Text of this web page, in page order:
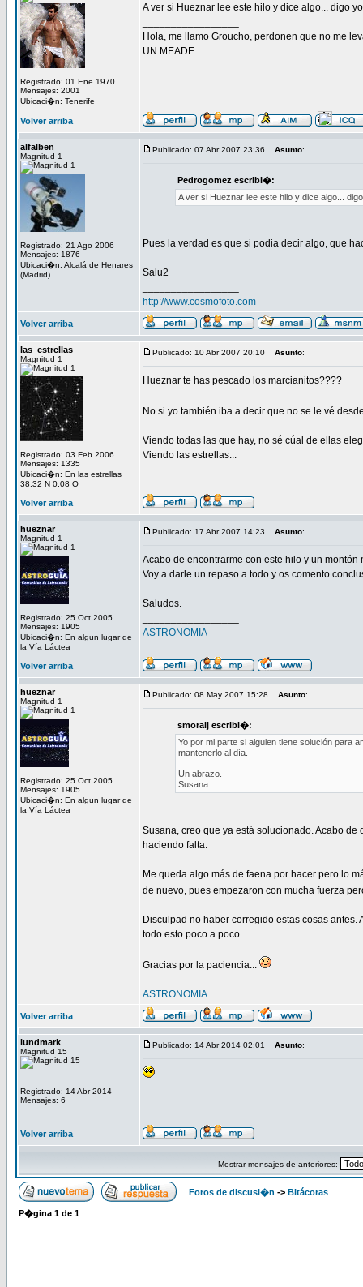
Registrado: 01 Ene 1970
Mensajes: 2001
Ubicaci�n: Tenerife
A ver si Hueznar lee este hilo y dice algo... digo
Hola, me llamo Groucho, perdonen que no me
UN MEADE
Volver arriba
alfalben
Magnitud 1
Registrado: 21 Ago 2006
Mensajes: 1876
Ubicaci�n: Alcalá de Henares
(Madrid)
Publicado: 07 Abr 2007 23:36 Asunto:
Pedrogomez escribi�:
A ver si Hueznar lee este hilo y dice algo...
Pues la verdad es que si podia decir algo, que
Salu2
http://www.cosmofoto.com
Volver arriba
las_estrellas
Magnitud 1
Registrado: 03 Feb 2006
Mensajes: 1335
Ubicaci�n: En las estrellas
38.32 N 0.08 O
Publicado: 10 Abr 2007 20:10 Asunto:
Hueznar te has pescado los marcianitos????
No si yo también iba a decir que no se le vé
Viendo todas las que hay, no sé cúal de ellas
Viendo las estrellas...
-------------------------------------------------------
Volver arriba
hueznar
Magnitud 1
Registrado: 25 Oct 2005
Mensajes: 1905
Ubicaci�n: En algun lugar de
la Vía Láctea
Publicado: 17 Abr 2007 14:23 Asunto:
Acabo de encontrarme con este hilo y un montón
Voy a darle un repaso a todo y os comento
Saludos.
ASTRONOMIA
Volver arriba
hueznar
Magnitud 1
Registrado: 25 Oct 2005
Mensajes: 1905
Ubicaci�n: En algun lugar de
la Vía Láctea
Publicado: 08 May 2007 15:28 Asunto:
smoralj escribi�:
Yo por mi parte si alguien tiene solución para
mantenerlo al día.
Un abrazo.
Susana
Susana, creo que ya está solucionado. Acabo
haciendo falta.
Me queda algo más de faena por hacer pero lo
de nuevo, pues empezaron con mucha fuerza
Disculpad no haber corregido estas cosas
todo esto poco a poco.
Gracias por la paciencia...
ASTRONOMIA
Volver arriba
lundmark
Magnitud 15
Registrado: 14 Abr 2014
Mensajes: 6
Publicado: 14 Abr 2014 02:01 Asunto:
Volver arriba
Mostrar mensajes de anteriores:
Foros de discusi�n -> Bitácoras
P�gina 1 de 1